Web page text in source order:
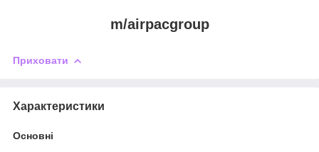
m/airpacgroup
Приховати
Характеристики
Основні